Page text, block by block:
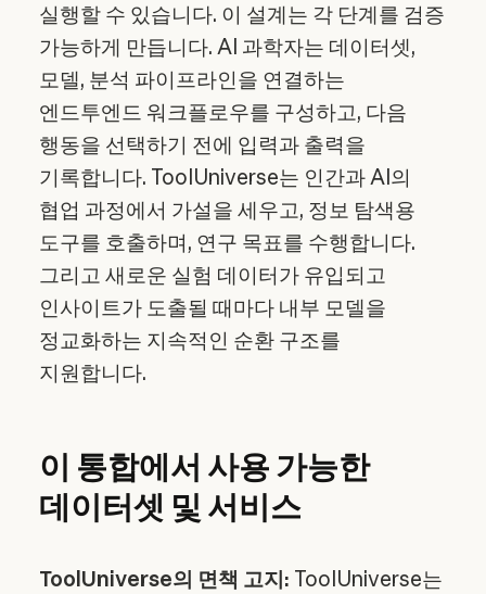
실행할 수 있습니다. 이 설계는 각 단계를 검증
가능하게 만듭니다. AI 과학자는 데이터셋,
모델, 분석 파이프라인을 연결하는
엔드투엔드 워크플로우를 구성하고, 다음
행동을 선택하기 전에 입력과 출력을
기록합니다. ToolUniverse는 인간과 AI의
협업 과정에서 가설을 세우고, 정보 탐색용
도구를 호출하며, 연구 목표를 수행합니다.
그리고 새로운 실험 데이터가 유입되고
인사이트가 도출될 때마다 내부 모델을
정교화하는 지속적인 순환 구조를
지원합니다.
이 통합에서 사용 가능한
데이터셋 및 서비스
ToolUniverse의 면책 고지: ToolUniverse는